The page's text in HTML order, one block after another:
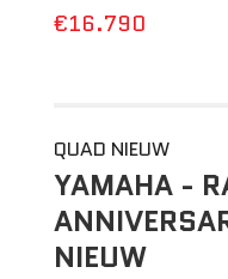
€16.790
QUAD NIEUW
YAMAHA -
NIEUW